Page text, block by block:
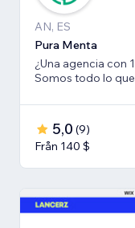
AN, ES
Pura Menta
¿Una agencia con
Somos todo lo
5,0 (9)
Från 140 $